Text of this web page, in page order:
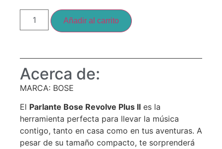
Añadir al carrito
Acerca de:
MARCA: BOSE
El Parlante Bose Revolve Plus II es la
herramienta perfecta para llevar la música
contigo, tanto en casa como en tus aventuras. A
pesar de su tamaño compacto, te sorprenderá